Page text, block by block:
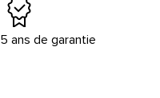
5 ans de garantie